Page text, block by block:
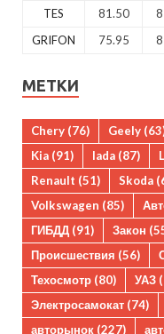
TES
81.50
GRIFON
75.95
МЕТКИ
Chery (76) Geely
Kia (91) lada (87)
Renault (51) Skoda
Volkswagen (85)
ГИБДД (91) Закон
Происшествия (56)
Техосмотр (80) УАЗ
Электросамокат (74)
авторынок (227)